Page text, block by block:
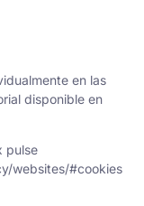
en las
disponible en
pulse
websites/#cookies